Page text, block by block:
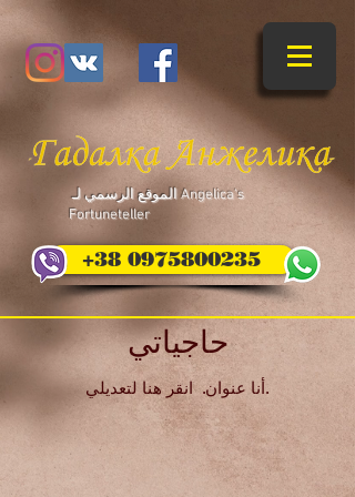
+38 0975800235
​ الموقع الرسمي لـ Angelica's
Fortuneteller
حاجياتي
أنا عنوان. ​ انقر هنا لتعديلي.